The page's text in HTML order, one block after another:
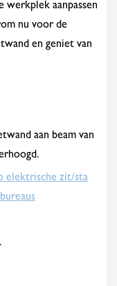
werkplek aanpassen
nu voor de
en geniet van
aan beam van
elektrische zit/sta